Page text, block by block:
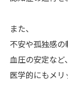
また、
不安や孤独感の
血圧の安定など、
医学的にもメリ